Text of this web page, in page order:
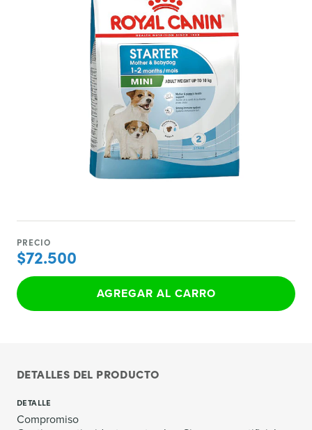
PRECIO
$72.500
AGREGAR AL CARRO
DETALLES DEL PRODUCTO
DETALLE
Compromiso